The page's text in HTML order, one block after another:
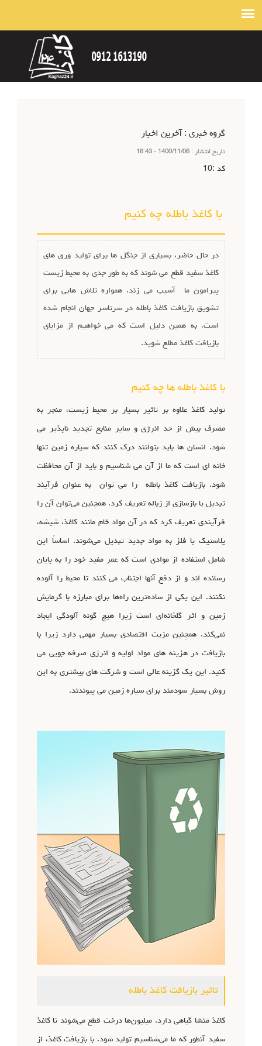
گروه خبري : آخرین اخبار
تاريخ انتشار : 1400/11/06 - 16:43
كد :10
با کاغذ باطله چه کنیم
در حال حاضر، بسیاری از جنگل ها برای تولید ورق های
کاغذ سفید قطع می شوند که به طور جدی به محیط زیست
پیرامون ما آسیب می زند. همواره تلاش هایی برای
تشویق بازیافت کاغذ باطله در سرتاسر جهان انجام شده
است. به همین دلیل است که می خواهیم از مزایای
بازیافت کاغذ مطلع شوید.
با کاغذ باطله ها چه کنیم
تولید کاغذ علاوه بر تاثیر بسیار بر محیط زیست، منجر به
مصرف بیش از حد انرژی و سایر منابع تجدید ناپذیر می
شود. انسان ها باید بتوانند درک کنند که سیاره زمین تنها
خانه ای است که ما از آن می شناسیم و باید از آن محافظت
شود. بازیافت کاغذ باطله را می توان به عنوان فرآیند
تبدیل یا بازسازی از زباله تعریف کرد. همچنین می‌توان آن را
فرآیندی تعریف کرد که در آن مواد خام مانند کاغذ، شیشه،
پلاستیک یا فلز به مواد جدید تبدیل می‌شوند. اساساً این
شامل استفاده از موادی است که عمر مفید خود را به پایان
رسانده اند و از دفع آنها اجتناب می کنند تا محیط را آلوده
نکنند. این یکی از ساده‌ترین راه‌ها برای مبارزه با گرمایش
زمین و اثر گلخانه‌ای است زیرا هیچ گونه آلودگی ایجاد
نمی‌کند. همچنین مزیت اقتصادی بسیار مهمی دارد زیرا با
بازیافت در هزینه های مواد اولیه و انرژی صرفه جویی می
کنید. این یک گزینه عالی است و شرکت های بیشتری به این
روش بسیار سودمند برای سیاره زمین می پیوندند.
تاثیر بازیافت کاغذ باطله
کاغذ منشا گیاهی دارد. میلیون‌ها درخت قطع می‌شوند تا کاغذ
سفید آنطور که ما می‌شناسیم تولید شود. با بازیافت کاغذ، از